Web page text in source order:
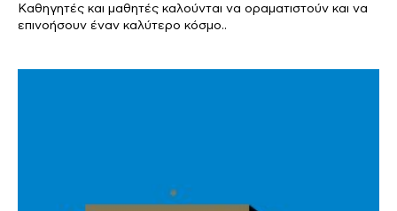
Καθηγητές και μαθητές καλούνται να οραματιστούν και να
επινοήσουν έναν καλύτερο κόσμο..